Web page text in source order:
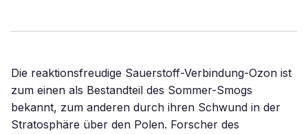
Die reaktionsfreudige Sauerstoff-Verbindung-Ozon ist
zum einen als Bestandteil des Sommer-Smogs
bekannt, zum anderen durch ihren Schwund in der
Stratosphäre über den Polen. Forscher des